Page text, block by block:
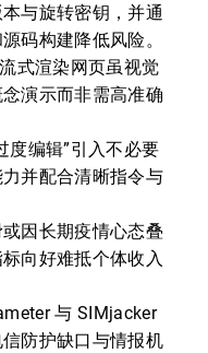
与旋转密钥，并通
码构建降低风险。
式渲染网页虽视觉
演示而非需高准确
度编辑”引入不必要
并配合清晰指令与
因长期疫情心态叠
向好难抵个体收入
与 SIMjacker
防护缺口与情报机